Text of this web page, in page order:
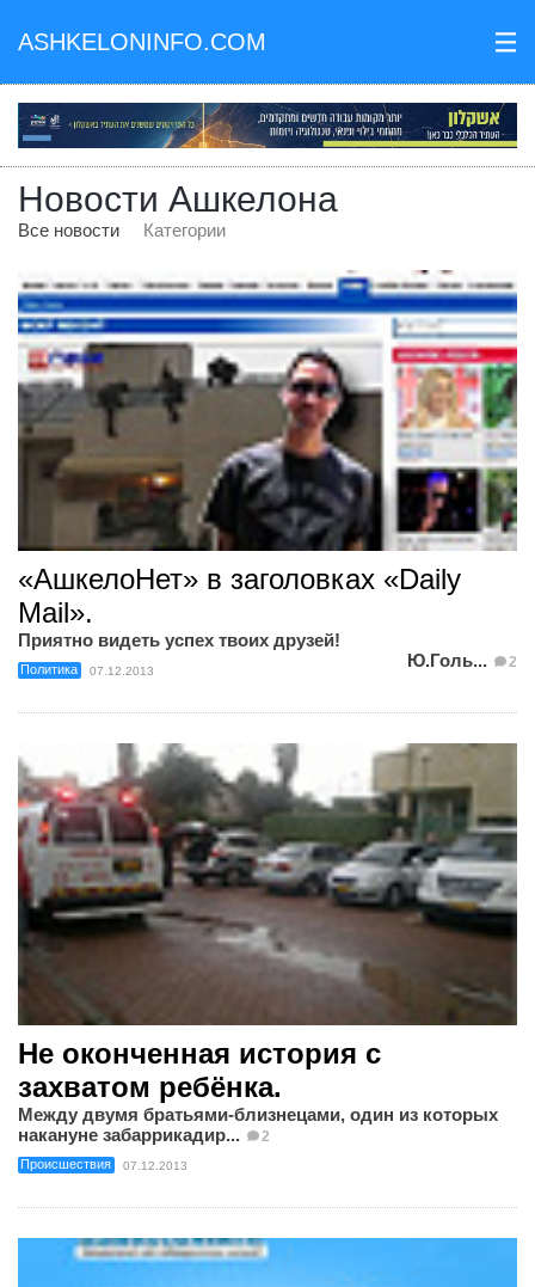
ASHKELONINFO.COM III
Новости Ашкелона
Все новости Категории
«АшкелоНет» в заголовках «Daily
Mail».
Приятно видеть успех твоих друзей!
Ю.Голь...
2
Политика 07.12.2013
Не оконченная история с
захватом ребёнка.
Между двумя братьями-близнецами, один из которых
накануне забаррикадир...
2
Происшествия 07.12.2013